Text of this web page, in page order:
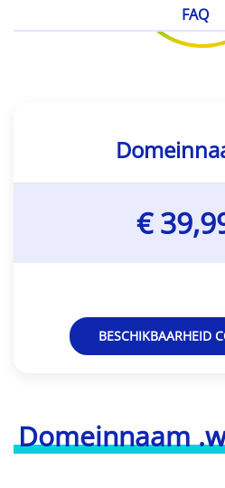
FAQ
Domeinnaam
€
BESCHIKBAARHEID